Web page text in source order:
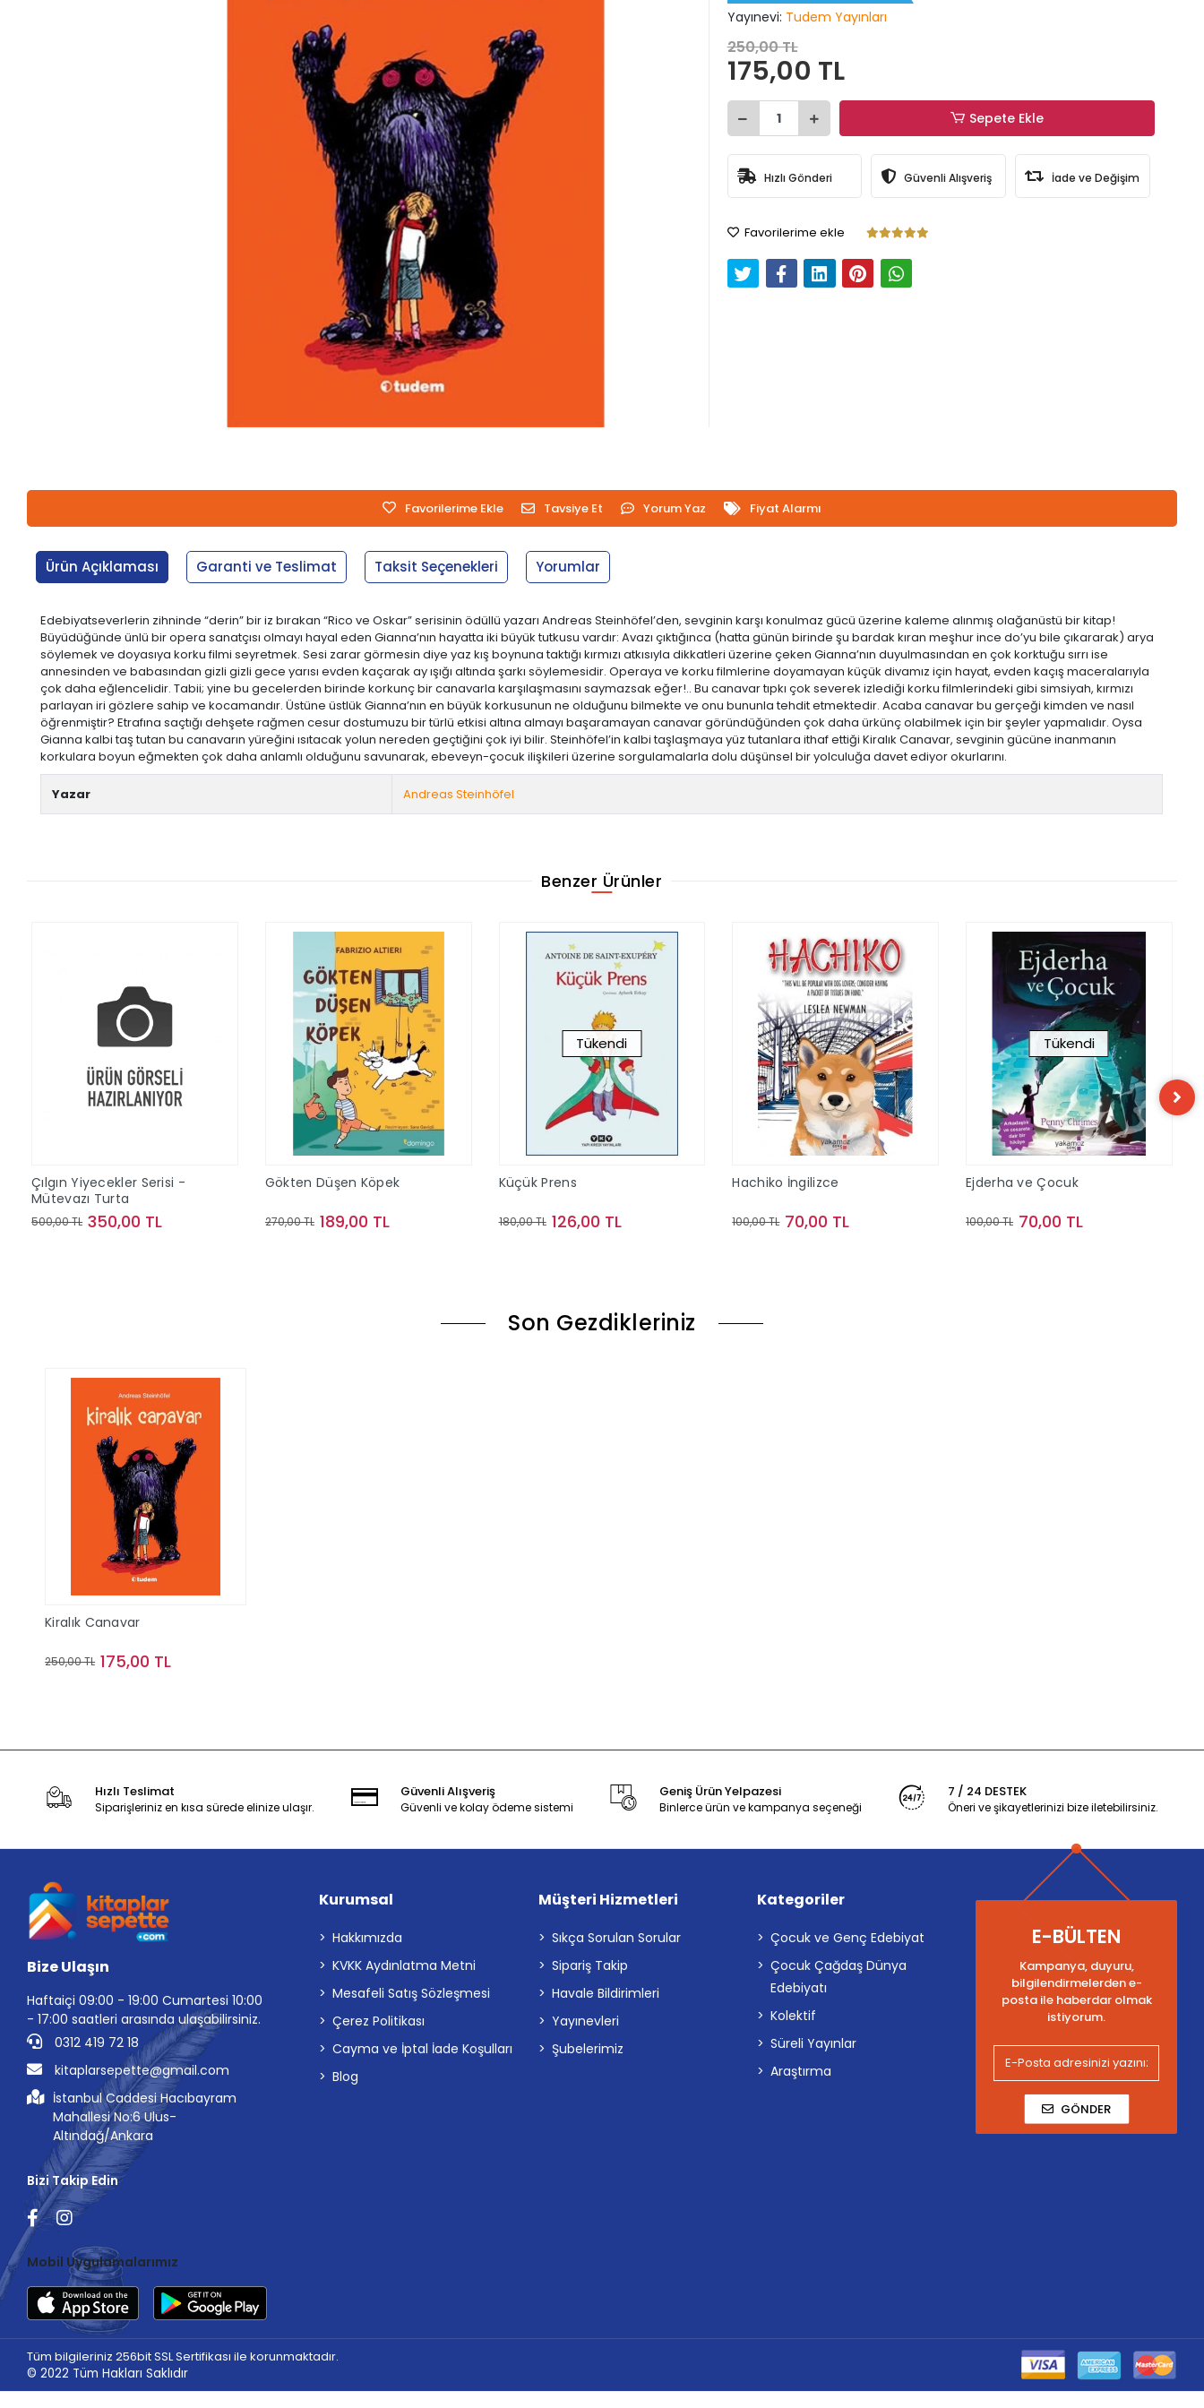
Yayınevi: Tudem Yayınları
250,00 TL
175,00 TL
Sepete Ekle
Hızlı Gönderi Güvenli Alışveriş İade ve Değişim
Favorilerime ekle
Favorilerime Ekle Tavsiye Et Yorum Yaz Fiyat Alarmı
Ürün Açıklaması Garanti ve Teslimat Taksit Seçenekleri Yorumlar
Edebiyatseverlerin zihninde “derin” bir iz bırakan “Rico ve Oskar” serisinin ödüllü yazarı Andreas Steinhöfel’den, sevginin karşı konulmaz gücü üzerine kaleme alınmış olağanüstü bir kitap!
Büyüdüğünde ünlü bir opera sanatçısı olmayı hayal eden Gianna’nın hayatta iki büyük tutkusu vardır: Avazı çıktığınca (hatta günün birinde şu bardak kıran meşhur ince do’yu bile çıkararak) arya
söylemek ve doyasıya korku filmi seyretmek. Sesi zarar görmesin diye yaz kış boynuna taktığı kırmızı atkısıyla dikkatleri üzerine çeken Gianna’nın duyulmasından en çok korktuğu sırrı ise
annesinden ve babasından gizli gizli gece yarısı evden kaçarak ay ışığı altında şarkı söylemesidir. Operaya ve korku filmlerine doyamayan küçük divamız için hayat, evden kaçış maceralarıyla
çok daha eğlencelidir. Tabii; yine bu gecelerden birinde korkunç bir canavarla karşılaşmasını saymazsak eğer!.. Bu canavar tıpkı çok severek izlediği korku filmlerindeki gibi simsiyah, kırmızı
parlayan iri gözlere sahip ve kocamandır. Üstüne üstlük Gianna’nın en büyük korkusunun ne olduğunu bilmekte ve onu bununla tehdit etmektedir. Acaba canavar bu gerçeği kimden ve nasıl
öğrenmiştir? Etrafına saçtığı dehşete rağmen cesur dostumuzu bir türlü etkisi altına almayı başaramayan canavar göründüğünden çok daha ürkünç olabilmek için bir şeyler yapmalıdır. Oysa
Gianna kalbi taş tutan bu canavarın yüreğini ısıtacak yolun nereden geçtiğini çok iyi bilir. Steinhöfel’in kalbi taşlaşmaya yüz tutanlara ithaf ettiği Kiralık Canavar, sevginin gücüne inanmanın
korkulara boyun eğmekten çok daha anlamlı olduğunu savunarak, ebeveyn-çocuk ilişkileri üzerine sorgulamalarla dolu düşünsel bir yolculuğa davet ediyor okurlarını.
Yazar Andreas Steinhöfel
Benzer Ürünler
Çılgın Yiyecekler Serisi -
Mütevazı Turta
500,00 TL 350,00 TL
Gökten Düşen Köpek
270,00 TL 189,00 TL
Tükendi
Küçük Prens
180,00 TL 126,00 TL
Hachiko İngilizce
100,00 TL 70,00 TL
Tükendi
Ejderha ve Çocuk
100,00 TL 70,00 TL
Son Gezdikleriniz
Kiralık Canavar
250,00 TL 175,00 TL
Hızlı Teslimat
Siparişleriniz en kısa sürede elinize ulaşır.
Güvenli Alışveriş
Güvenli ve kolay ödeme sistemi
Geniş Ürün Yelpazesi
Binlerce ürün ve kampanya seçeneği
7 / 24 DESTEK
Öneri ve şikayetlerinizi bize iletebilirsiniz.
Bize Ulaşın
Haftaiçi 09:00 - 19:00 Cumartesi 10:00
- 17:00 saatleri arasında ulaşabilirsiniz.
0312 419 72 18
kitaplarsepette@gmail.com
İstanbul Caddesi Hacıbayram
Mahallesi No:6 Ulus-
Altındağ/Ankara
Bizi Takip Edin
Mobil Uygulamalarımız
Kurumsal
Hakkımızda
KVKK Aydınlatma Metni
Mesafeli Satış Sözleşmesi
Çerez Politikası
Cayma ve İptal İade Koşulları
Blog
Müşteri Hizmetleri
Sıkça Sorulan Sorular
Sipariş Takip
Havale Bildirimleri
Yayınevleri
Şubelerimiz
Kategoriler
Çocuk ve Genç Edebiyat
Çocuk Çağdaş Dünya
Edebiyatı
Kolektif
Süreli Yayınlar
Araştırma
E-BÜLTEN
Kampanya, duyuru,
bilgilendirmelerden e-
posta ile haberdar olmak
istiyorum.
GÖNDER
Tüm bilgileriniz 256bit SSL Sertifikası ile korunmaktadır.
© 2022 Tüm Hakları Saklıdır